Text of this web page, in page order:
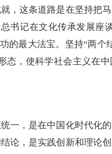
，这条道路是在坚持把
书记在文化传承发展座
的最大法宝。坚持“两个
态，使科学社会主义在
一，是在中国化时代化
论，是实践创新和理论